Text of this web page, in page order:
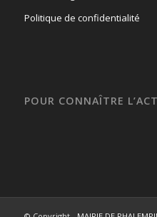
Politique de confidentialité
POUR CONNAÎTRE